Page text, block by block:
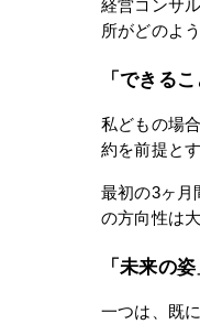
経営コンサ
所がどのよ
「できる
私どもの場
約を前提と
最初の3ヶ月
の方向性は
「未来の
一つは、既